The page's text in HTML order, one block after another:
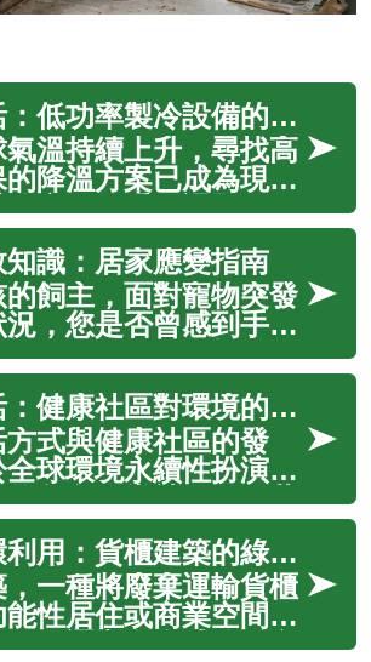
綠色生活：低功率製冷設備的環保效益
氣溫持續上升，尋找高
降溫方案已成為現代
空間的重要課題。低
備不僅能有效降低日
，還能顯著減少碳排
永續綠色生活提供了
行的路徑。本文將深
低能耗設備的環保效
對...
識：居家應變指南
飼主，面對寵物突發
，您是否曾感到手足
如何是好？從輕微的
重的意外，如誤食異
病，了解基本的寵物
關重要。這不僅能在
內為您的伴侶動物提供
幫助，更能有效減輕
苦...
綠色生活：健康社區對環境的貢獻
式與健康社區的發
全球環境永續性扮演著
角色。當社區居民共
原則，不僅能提升自
質，更能顯著減少對
消耗與環境的衝擊。
識與行動，從在地層
步匯聚成改變全球環
資源循環利用：貨櫃建築的綠色實踐
一種將廢棄運輸貨櫃
性居住或商業空間的
正逐漸在全球範圍內